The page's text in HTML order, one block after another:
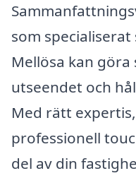
som
Mellösa kan
utseendet och
Med rätt
professionell
del av din